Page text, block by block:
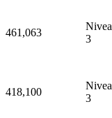
461,063
3
418,100
3